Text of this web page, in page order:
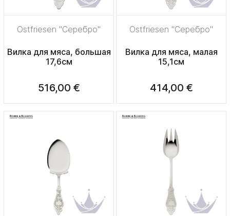
Ostfriesen "Серебро"
Вилка для мяса, большая
17,6см
516,00 €
Ostfriesen "Серебро"
Вилка для мяса, малая
15,1см
414,00 €